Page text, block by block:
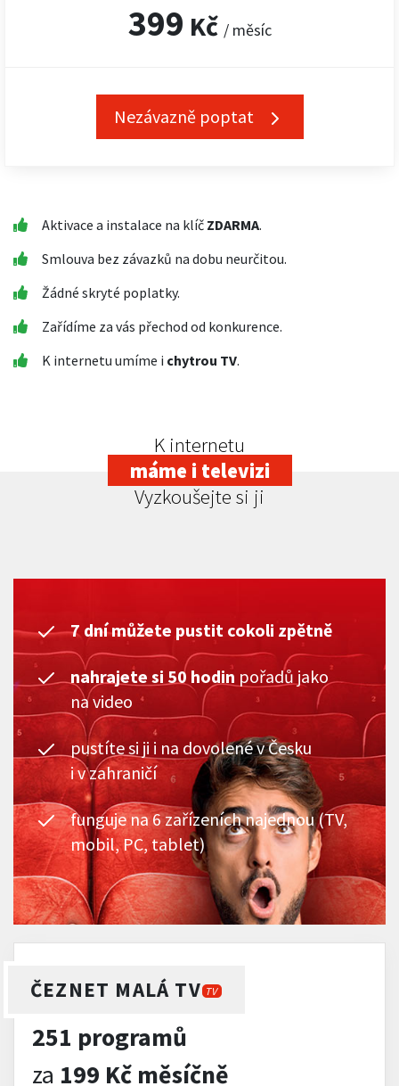
399 Kč / měsíc
Nezávazně poptat
Aktivace a instalace na klíč ZDARMA.
Smlouva bez závazků na dobu neurčitou.
Žádné skryté poplatky.
Zařídíme za vás přechod od konkurence.
K internetu umíme i chytrou TV.
K internetu
máme i televizi
Vyzkoušejte si ji
7 dní můžete pustit cokoli zpětně
nahrajete si 50 hodin pořadů jako
na video
pustíte si ji i na dovolené v Česku
i v zahraničí
funguje na 6 zařízeních najednou (TV,
mobil, PC, tablet)
ČEZNET MALÁ TV TV
251 programů
za 199 Kč měsíčně